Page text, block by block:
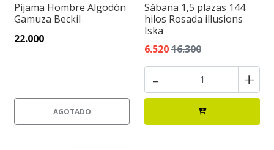
Pijama Hombre Algodón
Gamuza Beckil
22.000
AGOTADO
Sábana 1,5 plazas 144
hilos Rosada illusions
Iska
6.52016.300
- +